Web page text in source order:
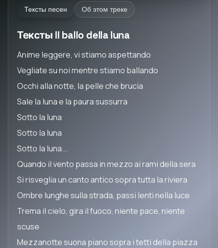
Тексты песен Об этом треке
Тексты Il ballo della luna
Anime leggere, vi stiamo aspettando
Vegliate su noi mentre stiamo ballando
Occhi alla notte, la pelle che brucia
Sale la luna e la paura sussurra
Sotto la luna
Sotto la luna
Sotto la luna...
Quando il vento passa in mezzo ai rami della sera
Si risveglia un canto antico sopra tutta la riviera
Ombre lunghe sulla strada, passi lenti nella luce
Trema il cielo, gira il fuoco, niente pace, niente
scuse
Mezzanotte suona piano sopra i tetti della piazza